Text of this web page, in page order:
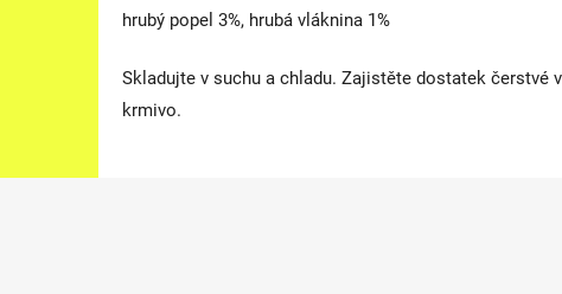
hrubý popel 3%, hrubá vláknina 1%
Skladujte v suchu a chladu. Zajistěte dostatek čerstvé
krmivo.